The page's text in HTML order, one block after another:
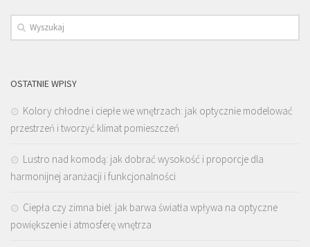
OSTATNIE WPISY
Kolory chłodne i ciepłe we wnętrzach: jak optycznie modelować
przestrzeń i tworzyć klimat pomieszczeń
Lustro nad komodą: jak dobrać wysokość i proporcje dla
harmonijnej aranżacji i funkcjonalności
Ciepła czy zimna biel: jak barwa światła wpływa na optyczne
powiększenie i atmosferę wnętrza